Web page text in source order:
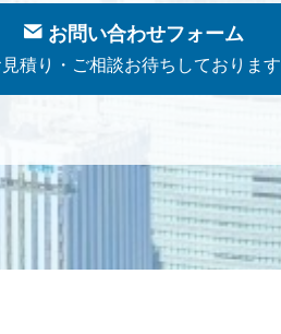
お問い合わせフォーム
積り・ご相談お待ちしております